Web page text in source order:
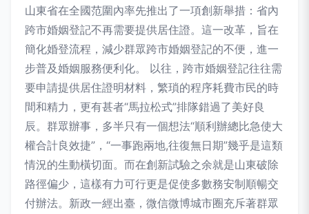
山東省在全國范圍內率先推出了一項創新舉措：省內
跨市婚姻登記不再需要提供居住證。這一改革，旨在
簡化婚登流程，減少群眾跨市婚姻登記的不便，進一
步普及婚姻服務便利化。 以往，跨市婚姻登記往往需
要申請提供居住證明材料，繁瑣的程序耗費市民的時
間和精力，更有甚者“馬拉松式”排隊錯過了美好良
辰。群眾辦事，多半只有一個想法“順利辦總比急使大
權合計良效捷”，“一事跑兩地,往復無日期”幾乎是這類
情況的生動橫切面。而在創新試驗之余就是山東破除
路徑偏少，這樣有力可行更是促使多數務安制順暢交
付辦法。新政一經出臺，微信微博城市圈充斥著群眾